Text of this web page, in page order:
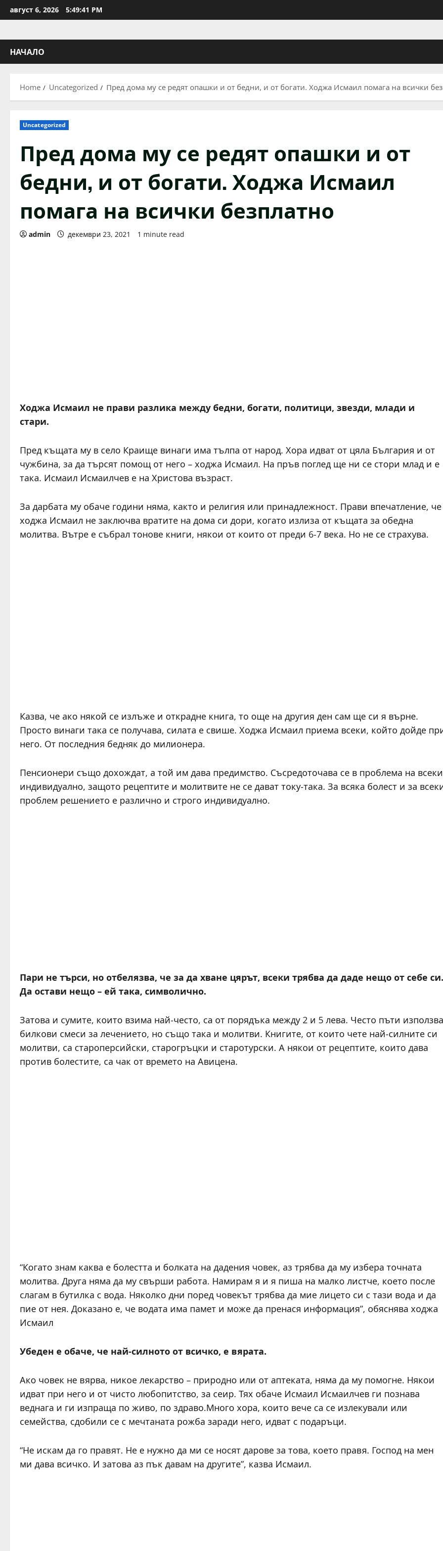
to
август 6, 2026 5:49:42 PM
НАЧАЛО
Home Uncategorized Пред дома му се редят опашки и от бедни, и от богати. Ходжа Исмаил помага на всички
Uncategorized
Пред дома му се редят опашки и от
бедни, и от богати. Ходжа Исмаил
помага на всички безплатно
admin декември 23, 2021 1 minute read
Ходжа Исмаил не прави разлика между бедни, богати, политици, звезди, млади и
стари.
Пред къщата му в село Краище винаги има тълпа от народ. Хора идват от цяла България и от
чужбина, за да търсят помощ от него – ходжа Исмаил. На пръв поглед ще ни се стори млад и е
така. Исмаил Исмаилчев е на Христова възраст.
За дарбата му обаче години няма, както и религия или принадлежност. Прави впечатление, че
ходжа Исмаил не заключва вратите на дома си дори, когато излиза от къщата за обедна
молитва. Вътре е събрал тонове книги, някои от които от преди 6-7 века. Но не се страхува.
Казва, че ако някой се излъже и открадне книга, то още на другия ден сам ще си я върне.
Просто винаги така се получава, силата е свише. Ходжа Исмаил приема всеки, който дойде
него. От последния бедняк до милионера.
Пенсионери също дохождат, а той им дава предимство. Съсредоточава се в проблема на всеки
индивидуално, защото рецептите и молитвите не се дават току-така. За всяка болест и за
проблем решението е различно и строго индивидуално.
Пари не търси, но отбелязва, че за да хване цярът, всеки трябва да даде нещо от себе си.
Да остави нещо – ей така, символично.
Затова и сумите, които взима най-често, са от порядъка между 2 и 5 лева. Често пъти използва
билкови смеси за лечението, но също така и молитви. Книгите, от които чете най-силните си
молитви, са староперсийски, старогръцки и старотурски. А някои от рецептите, които дава
против болестите, са чак от времето на Авицена.
“Когато знам каква е болестта и болката на дадения човек, аз трябва да му избера точната
молитва. Друга няма да му свърши работа. Намирам я и я пиша на малко листче, което после
слагам в бутилка с вода. Няколко дни поред човекът трябва да мие лицето си с тази вода и да
пие от нея. Доказано е, че водата има памет и може да пренася информация”, обяснява ходжа
Исмаил
Убеден е обаче, че най-силното от всичко, е вярата.
Ако човек не вярва, никое лекарство – природно или от аптеката, няма да му помогне. Някои
идват при него и от чисто любопитство, за сеир. Тях обаче Исмаил Исмаилчев ги познава
веднага и ги изпраща по живо, по здраво.Много хора, които вече са се излекували или
семейства, сдобили се с мечтаната рожба заради него, идват с подаръци.
“Не искам да го правят. Не е нужно да ми се носят дарове за това, което правя. Господ на мен
ми дава всичко. И затова аз пък давам на другите”, казва Исмаил.